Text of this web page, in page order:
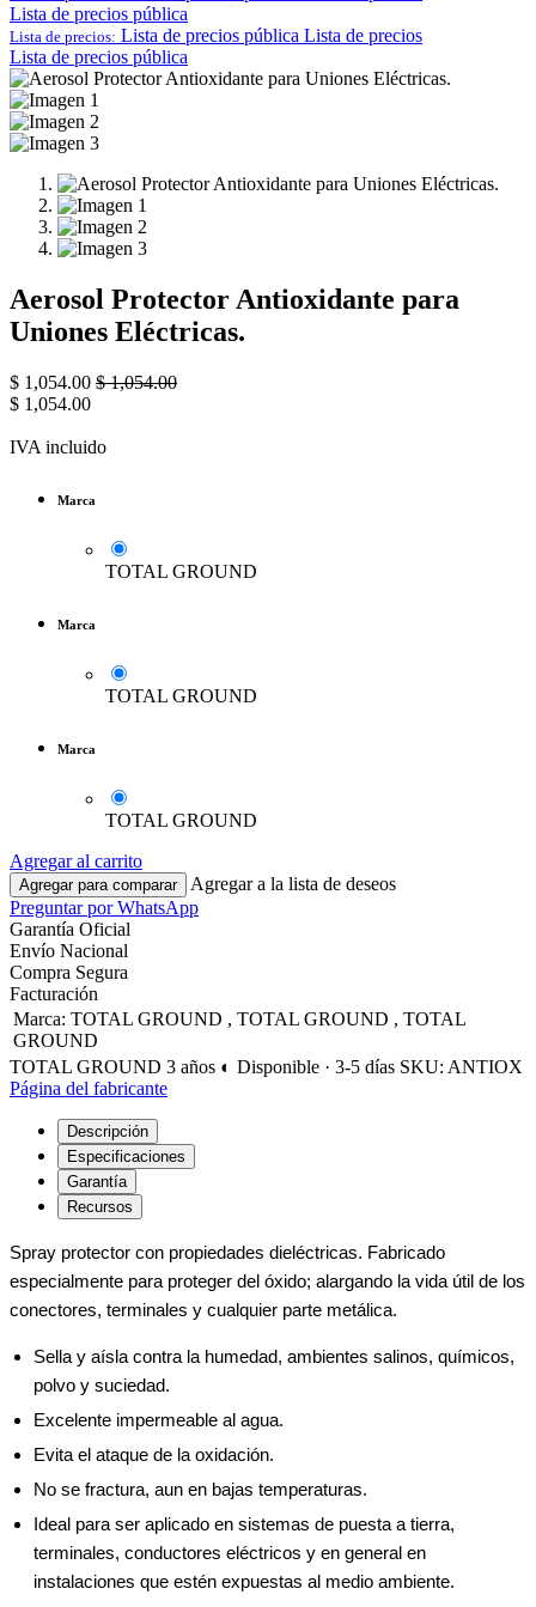
Lista de precios pública
Lista de precios: Lista de precios pública Lista de precios
Lista de precios pública
Aerosol Protector Antioxidante para
Uniones Eléctricas.
$ 1,054.00 $1,054.00
$ 1,054.00
IVA incluido
Marca
TOTAL GROUND
Marca
TOTAL GROUND
Marca
TOTAL GROUND
Agregar al carrito
Agregar para comparar
Agregar a la lista de deseos
Preguntar por WhatsApp
Garantía Oficial
Envío Nacional
Compra Segura
Facturación
Marca: TOTAL GROUND , TOTAL GROUND , TOTAL
GROUND
TOTAL GROUND 3 años ◐ Disponible · 3-5 días SKU: ANTIOX
Página del fabricante
Descripción
Especificaciones
Garantía
Recursos
Spray protector con propiedades dieléctricas. Fabricado
especialmente para proteger del óxido; alargando la vida útil de los
conectores, terminales y cualquier parte metálica.
Sella y aísla contra la humedad, ambientes salinos, químicos,
polvo y suciedad.
Excelente impermeable al agua.
Evita el ataque de la oxidación.
No se fractura, aun en bajas temperaturas.
Ideal para ser aplicado en sistemas de puesta a tierra,
terminales, conductores eléctricos y en general en
instalaciones que estén expuestas al medio ambiente.